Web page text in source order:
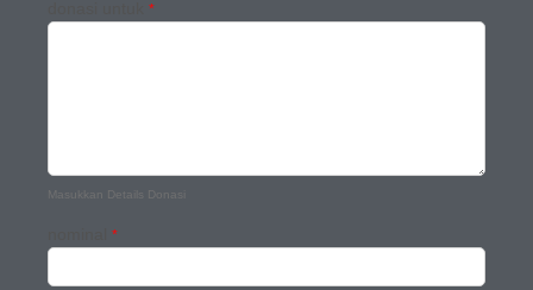
*
Masukkan Details Donasi
*